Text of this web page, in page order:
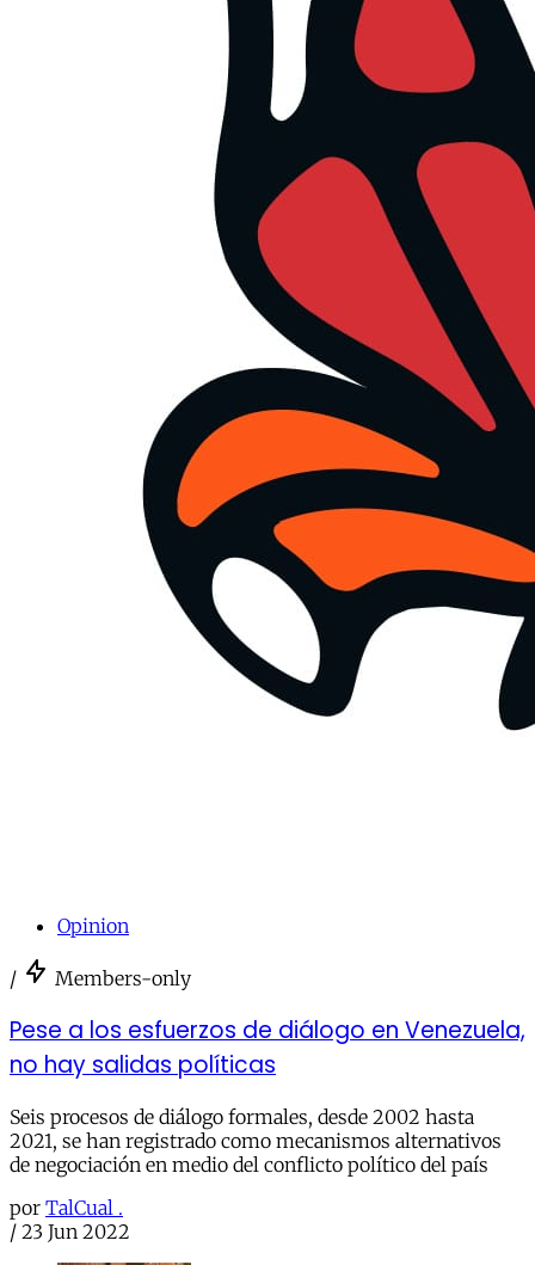
Opinion
/ Members-only
Pese a los esfuerzos de diálogo en Venezuela,
no hay salidas políticas
Seis procesos de diálogo formales, desde 2002 hasta
2021, se han registrado como mecanismos alternativos
de negociación en medio del conflicto político del país
por TalCual .
/ 23 Jun 2022